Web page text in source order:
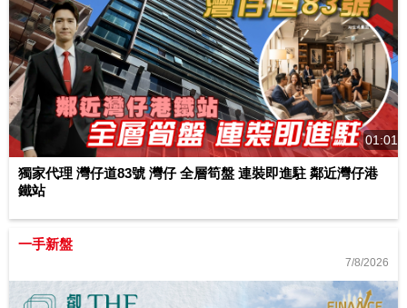
01:01
獨家代理 灣仔道83號 灣仔 全層筍盤 連裝即進駐 鄰近灣仔港
鐵站
一手新盤
7/8/2026